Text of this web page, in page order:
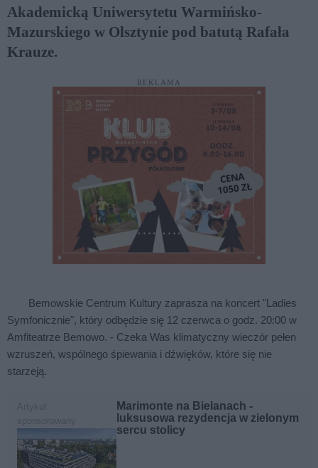
Akademicką Uniwersytetu Warmińsko-
Mazurskiego w Olsztynie pod batutą Rafała
Krauze.
REKLAMA
Bemowskie Centrum Kultury zaprasza na koncert "Ladies
Symfonicznie", który odbędzie się 12 czerwca o godz. 20:00 w
Amfiteatrze Bemowo. - Czeka Was klimatyczny wieczór pełen
wzruszeń, wspólnego śpiewania i dźwięków, które się nie
starzeją.
Marimonte na Bielanach -
luksusowa rezydencja w zielonym
sercu stolicy